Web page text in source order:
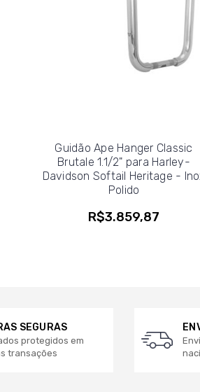
Guidão Ape Hanger Classic
Brutale 1.1/2" para Harley-
Davidson Softail Heritage -
Polido
R$3.859,87
SEGURAS
protegidos em
transações